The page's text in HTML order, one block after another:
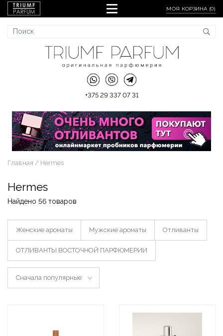
МОЯ КОРЗИНА (0)
+375 29 337 07 31
Главная Hermes
Hermes
Найдено 56 товаров
Женские ароматы Мужские ароматы Отливанты
ОТЛИВАНТЫ ВОСТОЧНОЙ ПАРФЮМЕРИИ
Сначала популярные